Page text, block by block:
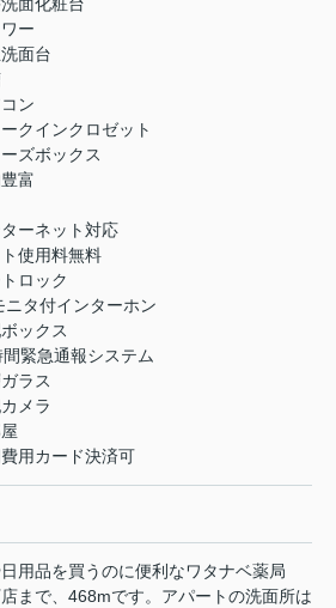
ー
面台
ン
クインクロゼット
ズボックス
富
ーネット対応
使用料無料
ロック
ニタ付インターホン
ックス
間緊急通報システム
ラス
メラ
用カード決済可
用品を買うのに便利なワタナベ薬局
まで、468mです。アパートの洗面所は